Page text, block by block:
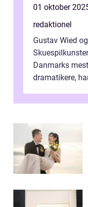
01 oktober
redaktionel
Gustav Wied
Danmarks
dramatikere,